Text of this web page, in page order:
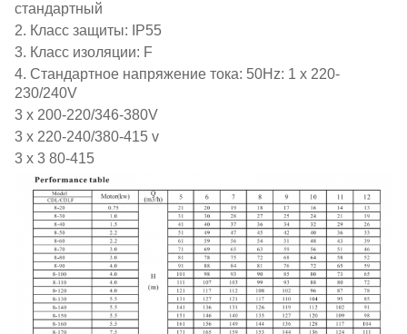
стандартный
2. Класс защиты: IP55
3. Класс изоляции: F
4. Стандартное напряжение тока: 50Hz: 1 x 220-
230/240V
3 x 200-220/346-380V
3 x 220-240/380-415 v
3 x 3 80-415